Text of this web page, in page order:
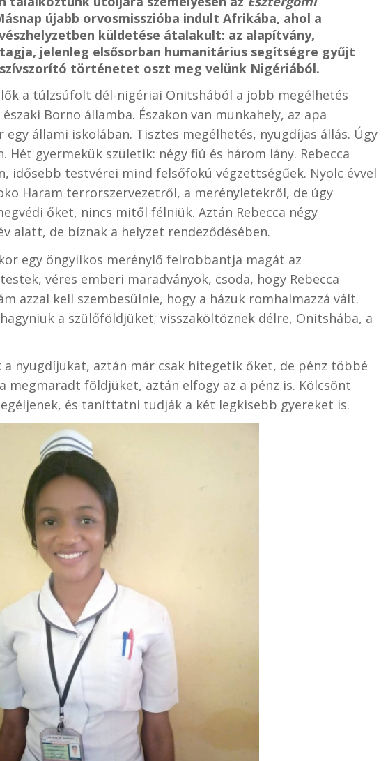
újabb orvosmisszióba indult Afrikába, ahol a
küldetése átalakult: az alapítvány,
jelenleg elsősorban humanitárius segítségre gyűjt
történetet oszt meg velünk Nigériából.
a túlzsúfolt dél-nigériai Onitshából a jobb megélhetés
Borno államba. Északon van munkahely, az apa
állami iskolában. Tisztes megélhetés, nyugdíjas állás. Úgy
Hét gyermekük születik: négy fiú és három lány. Rebecca
idősebb testvérei mind felsőfokú végzettségűek. Nyolc évvel
Haram terrorszervezetről, a merényletekről, de úgy
őket, nincs mitől félniük. Aztán Rebecca négy
alatt, de bíznak a helyzet rendeződésében.
egy öngyilkos merénylő felrobbantja magát az
véres emberi maradványok, csoda, hogy Rebecca
azzal kell szembesülnie, hogy a házuk romhalmazzá vált.
a szülőföldjüket; visszaköltöznek délre, Onitshába, a
a nyugdíjukat, aztán már csak hitegetik őket, de pénz többé
megmaradt földjüket, aztán elfogy az a pénz is. Kölcsönt
és taníttatni tudják a két legkisebb gyereket is.